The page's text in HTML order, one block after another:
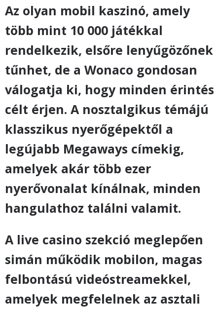
Az olyan mobil kaszinó, amely
több mint 10 000 játékkal
rendelkezik, elsőre lenyűgözőnek
tűnhet, de a Wonaco gondosan
válogatja ki, hogy minden érintés
célt érjen. A nosztalgikus témájú
klasszikus nyerőgépektől a
legújabb Megaways címekig,
amelyek akár több ezer
nyerővonalat kínálnak, minden
hangulathoz találni valamit.
A live casino szekció meglepően
simán működik mobilon, magas
felbontású videóstreamekkel,
amelyek megfelelnek az asztali